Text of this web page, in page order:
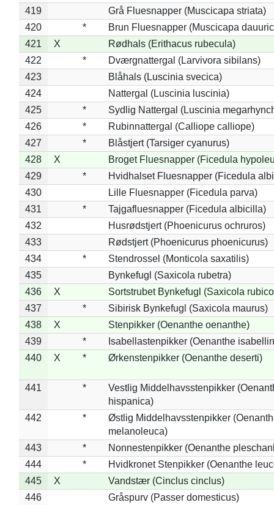
419
Grå Fluesnapper (Muscicapa striata)
420
*
Brun Fluesnapper (Muscicapa
421
X
Rødhals (Erithacus rubecula)
422
*
Dværgnattergal (Larvivora sibilans)
423
Blåhals (Luscinia svecica)
424
Nattergal (Luscinia luscinia)
425
*
Sydlig Nattergal (Luscinia
426
*
Rubinnattergal (Calliope calliope)
427
*
Blåstjert (Tarsiger cyanurus)
428
X
Broget Fluesnapper (Ficedula
429
*
Hvidhalset Fluesnapper (Ficedula
430
Lille Fluesnapper (Ficedula parva)
431
*
Tajgafluesnapper (Ficedula albicilla)
432
Husrødstjert (Phoenicurus ochruros)
433
Rødstjert (Phoenicurus phoenicurus)
434
*
Stendrossel (Monticola saxatilis)
435
Bynkefugl (Saxicola rubetra)
436
X
Sortstrubet Bynkefugl (Saxicola
437
*
Sibirisk Bynkefugl (Saxicola maurus)
438
X
Stenpikker (Oenanthe oenanthe)
439
*
Isabellastenpikker (Oenanthe
440
X * Ørkenstenpikker (Oenanthe deserti)
441 *
Vestlig Middelhavsstenpikker
hispanica)
442
*
Østlig Middelhavsstenpikker
melanoleuca)
443
*
Nonnestenpikker (Oenanthe
444
*
Hvidkronet Stenpikker (Oenanthe
445
X
Vandstær (Cinclus cinclus)
446
Gråspurv (Passer domesticus)